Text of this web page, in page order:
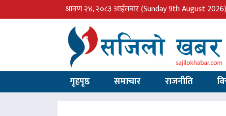
श्रावण २४, २०८३ आईतबार(Sunday 9th August 2026)
गृहपृष्ठ समाचार राजनीति